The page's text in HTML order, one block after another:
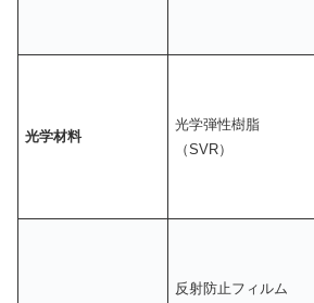
光学材料
光学弾性樹脂
（SVR）
反射防止フィルム